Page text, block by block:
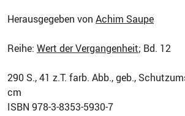
Herausgegeben von Achim Saupe
Reihe: Wert der Vergangenheit; Bd. 12
290 S., 41 z.T. farb. Abb., geb.,
cm
ISBN 978-3-8353-5930-7